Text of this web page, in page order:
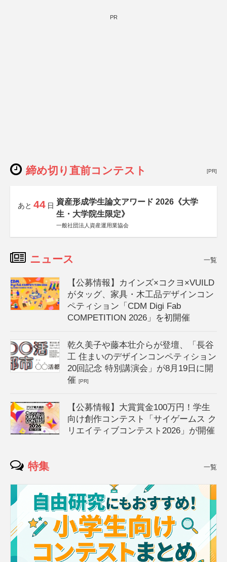
PR
締め切り直前コンテスト [PR]
あと 44 日 資産形成学生論文アワード 2026《大学
生・大学院生限定》
一般社団法人資産運用業協会
ニュース 一覧
【公募情報】カインズ×コクヨ×VUILD
がタッグ、家具・木工品デザインコン
ペティション「CDM Digi Fab
COMPETITION 2026」を初開催
乾久美子や藤本壮介らが登壇、「長谷
工 住まいのデザインコンペティション
20回記念 特別講演会」が8月19日に開
催[PR]
【公募情報】大賞賞金100万円！学生
向け創作コンテスト「サイゲームス ク
リエイティブコンテスト2026」が開催
特集 一覧